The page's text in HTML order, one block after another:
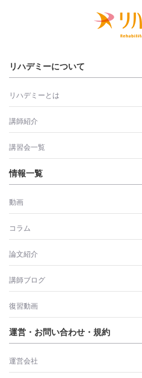
リハデミーについて
リハデミーとは
講師紹介
講習会一覧
情報一覧
動画
コラム
論文紹介
講師ブログ
復習動画
運営・お問い合わせ・規約
運営会社